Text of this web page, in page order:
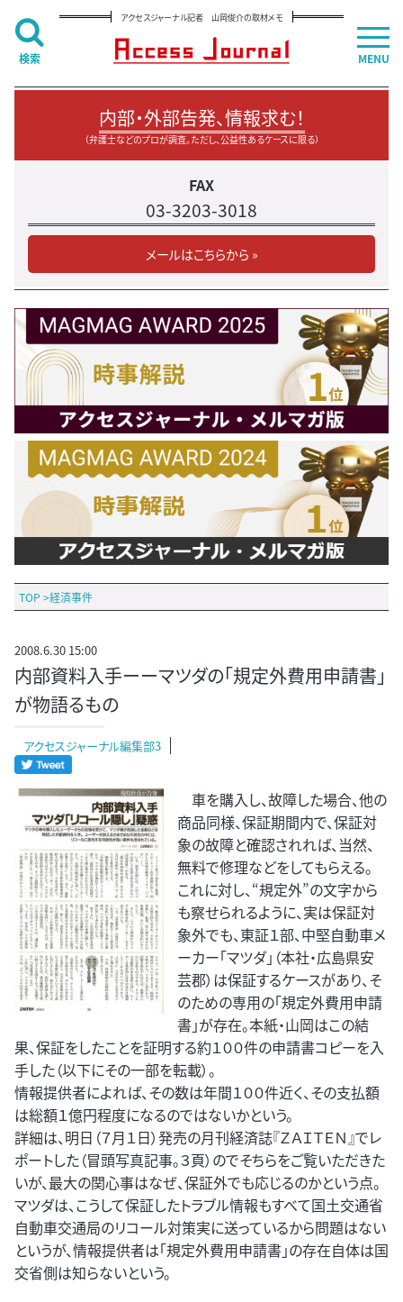
アクセスジャーナル記者 山岡俊介の取材メモ
内部・外部告発、情報求む！
（弁護士などのプロが調査。ただし、公益性あるケースに限る）
FAX
03-3203-3018
メールはこちらから »
TOP >経済事件
2008.6.30 15:00
内部資料入手ーーマツダの「規定外費用申請書」
が物語るもの
アクセスジャーナル編集部3
車を購入し、故障した場合、他の
商品同様、保証期間内で、保証対
象の故障と確認されれば、当然、
無料で修理などをしてもらえる。
これに対し、“規定外”の文字から
も察せられるように、実は保証対
象外でも、東証１部、中堅自動車メ
ーカー「マツダ」（本社・広島県安
芸郡）は保証するケースがあり、そ
のための専用の「規定外費用申請
書」が存在。本紙・山岡はこの結
果、保証をしたことを証明する約１００件の申請書コピーを入
手した（以下にその一部を転載）。
情報提供者によれば、その数は年間１００件近く、その支払額
は総額１億円程度になるのではないかという。
詳細は、明日（７月１日）発売の月刊経済誌『ＺＡＩＴＥＮ』でレ
ポートした（冒頭写真記事。３頁）のでそちらをご覧いただきた
いが、最大の関心事はなぜ、保証外でも応じるのかという点。
マツダは、こうして保証したトラブル情報もすべて国土交通省
自動車交通局のリコール対策実に送っているから問題はない
というが、情報提供者は「規定外費用申請書」の存在自体は国
交省側は知らないという。
MENU
検索